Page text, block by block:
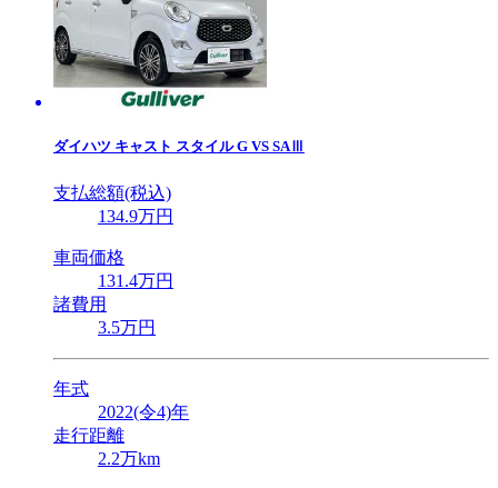
ダイハツ キャスト スタイル G VS SAⅢ
支払総額(税込)
134.9万円
車両価格
131 .4万円
諸費用
3.5万円
年式
2022(令4)年
走行距離
2.2万km